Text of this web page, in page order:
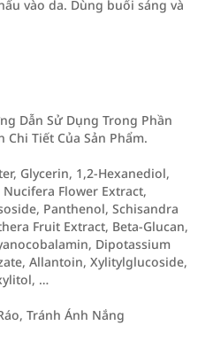
vào da. Dùng buổi sáng và
Dẫn Sử Dụng Trong Phần
Chi Tiết Của Sản Phẩm.
Glycerin, 1,2-Hexanediol,
Flower Extract,
Panthenol, Schisandra
Fruit Extract, Beta-Glucan,
Dipotassium
Allantoin, Xylitylglucoside,
…
Tránh Ánh Nắng